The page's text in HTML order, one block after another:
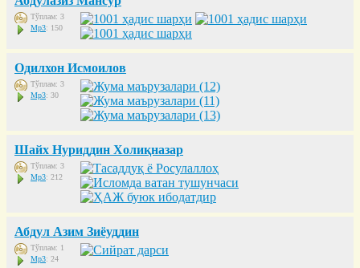
Тўплам: 3
Mp3: 150
Одилхон Исмоилов
Тўплам: 3
Mp3: 30
Шайх Нуриддин Холиқназар
Тўплам: 3
Mp3: 212
Абдул Азим Зиёуддин
Тўплам: 1
Mp3: 24